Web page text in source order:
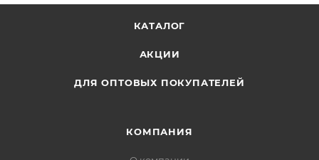
КАТАЛОГ
АКЦИИ
ДЛЯ ОПТОВЫХ ПОКУПАТЕЛЕЙ
КОМПАНИЯ